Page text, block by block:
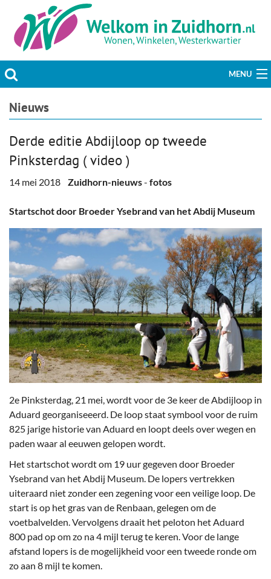
MENU
Actueel
Welzijn & Maatschappij
Bedrijven
Prikbord & Aanbiedingen
Plaats bericht
Nieuws
Derde editie Abdijloop op tweede
Pinksterdag ( video )
14 mei 2018 Zuidhorn-nieuws- fotos
Startschot door Broeder Ysebrand van het Abdij Museum
2e Pinksterdag, 21 mei, wordt voor de 3e keer de Abdijloop in
Aduard georganiseeerd. De loop staat symbool voor de ruim
825 jarige historie van Aduard en loopt deels over wegen en
paden waar al eeuwen gelopen wordt.
Het startschot wordt om 19 uur gegeven door Broeder
Ysebrand van het Abdij Museum. De lopers vertrekken
uiteraard niet zonder een zegening voor een veilige loop. De
start is op het gras van de Renbaan, gelegen om de
voetbalvelden. Vervolgens draait het peloton het Aduard
800 pad op om zo na 4 mijl terug te keren. Voor de lange
afstand lopers is de mogelijkheid voor een tweede ronde om
zo aan 8 mijl te komen.